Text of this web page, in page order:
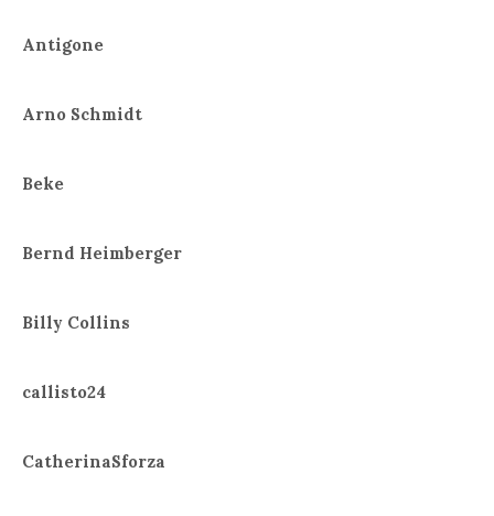
Antigone
Arno Schmidt
Beke
Bernd Heimberger
Billy Collins
callisto24
CatherinaSforza